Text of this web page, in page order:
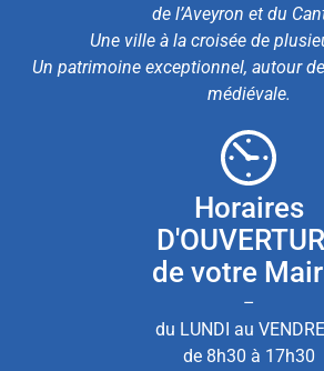
de l’Aveyron et du
Une ville à la croisée de
Un patrimoine exceptionnel, autour
médiévale.
Horaires
de votre
–
du LUNDI au
de 8h30 à 17h30